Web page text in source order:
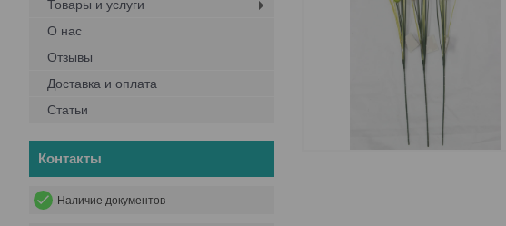
Товары и услуги
О нас
Отзывы
Доставка и оплата
Статьи
Контакты
Наличие документов